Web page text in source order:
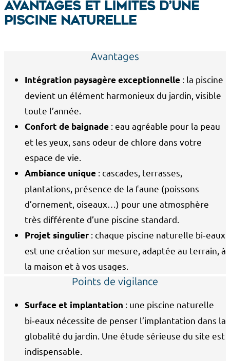
Avantages et limites d’une
piscine naturelle
Avantages
Intégration paysagère exceptionnelle : la piscine
devient un élément harmonieux du jardin, visible
toute l’année.
Confort de baignade : eau agréable pour la peau
et les yeux, sans odeur de chlore dans votre
espace de vie.
Ambiance unique : cascades, terrasses,
plantations, présence de la faune (poissons
d’ornement, oiseaux…) pour une atmosphère
très différente d’une piscine standard.
Projet singulier : chaque piscine naturelle bi‑eaux
est une création sur mesure, adaptée au terrain, à
la maison et à vos usages.
Points de vigilance
Surface et implantation : une piscine naturelle
bi‑eaux nécessite de penser l’implantation dans la
globalité du jardin. Une étude sérieuse du site est
indispensable.